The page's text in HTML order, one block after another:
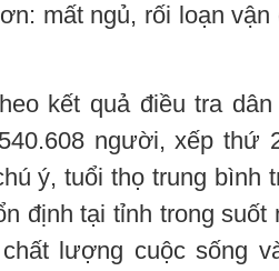
mất ngủ, rối loạn
kết quả điều tra
người, xếp thứ
ý, tuổi thọ trung bình
định tại tỉnh trong suốt
lượng cuộc sống